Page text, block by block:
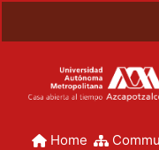
Home